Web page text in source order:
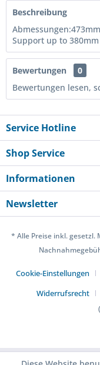
Beschreibung
Support up to
Bewertungen
0
Bewertungen lesen,
Service Hotline
Shop Service
Informationen
Newsletter
* Alle Preise inkl.
Cookie-Einstellungen
Widerrufsrecht